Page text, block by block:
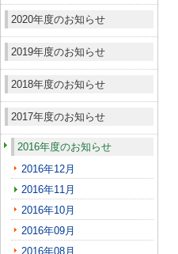
2020年度のお知らせ
2019年度のお知らせ
2018年度のお知らせ
2017年度のお知らせ
2016年度のお知らせ
2016年12月
2016年11月
2016年10月
2016年09月
2016年08月